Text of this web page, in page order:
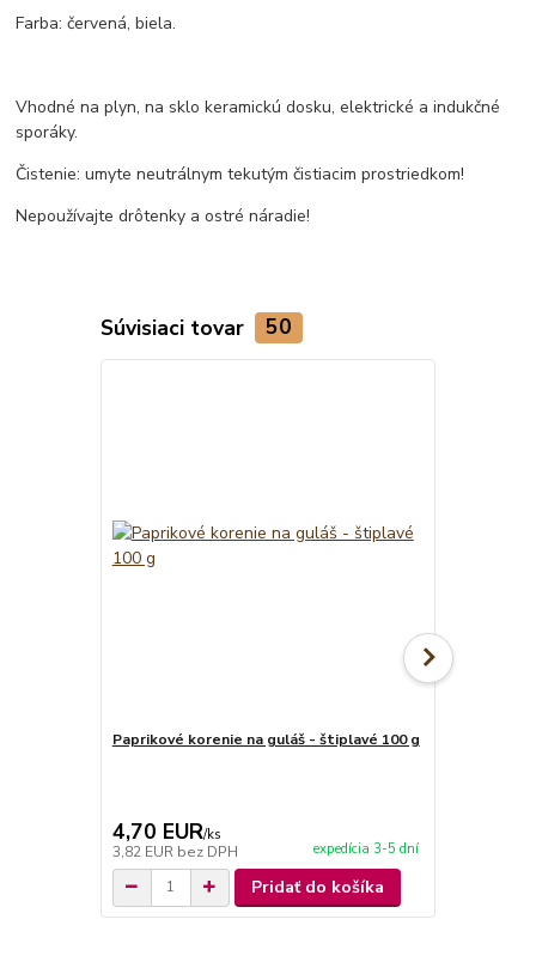
Farba: červená, biela.
Vhodné na plyn, na sklo keramickú dosku, elektrické a indukčné
sporáky.
Čistenie: umyte neutrálnym tekutým čistiacim prostriedkom!
Nepoužívajte drôtenky a ostré náradie!
Súvisiaci tovar 50
Paprikové korenie na guláš - štiplavé 100 g
4,70 EUR/ks
3,82 EUR bez DPH expedícia 3-5 dní
Pridať do košíka